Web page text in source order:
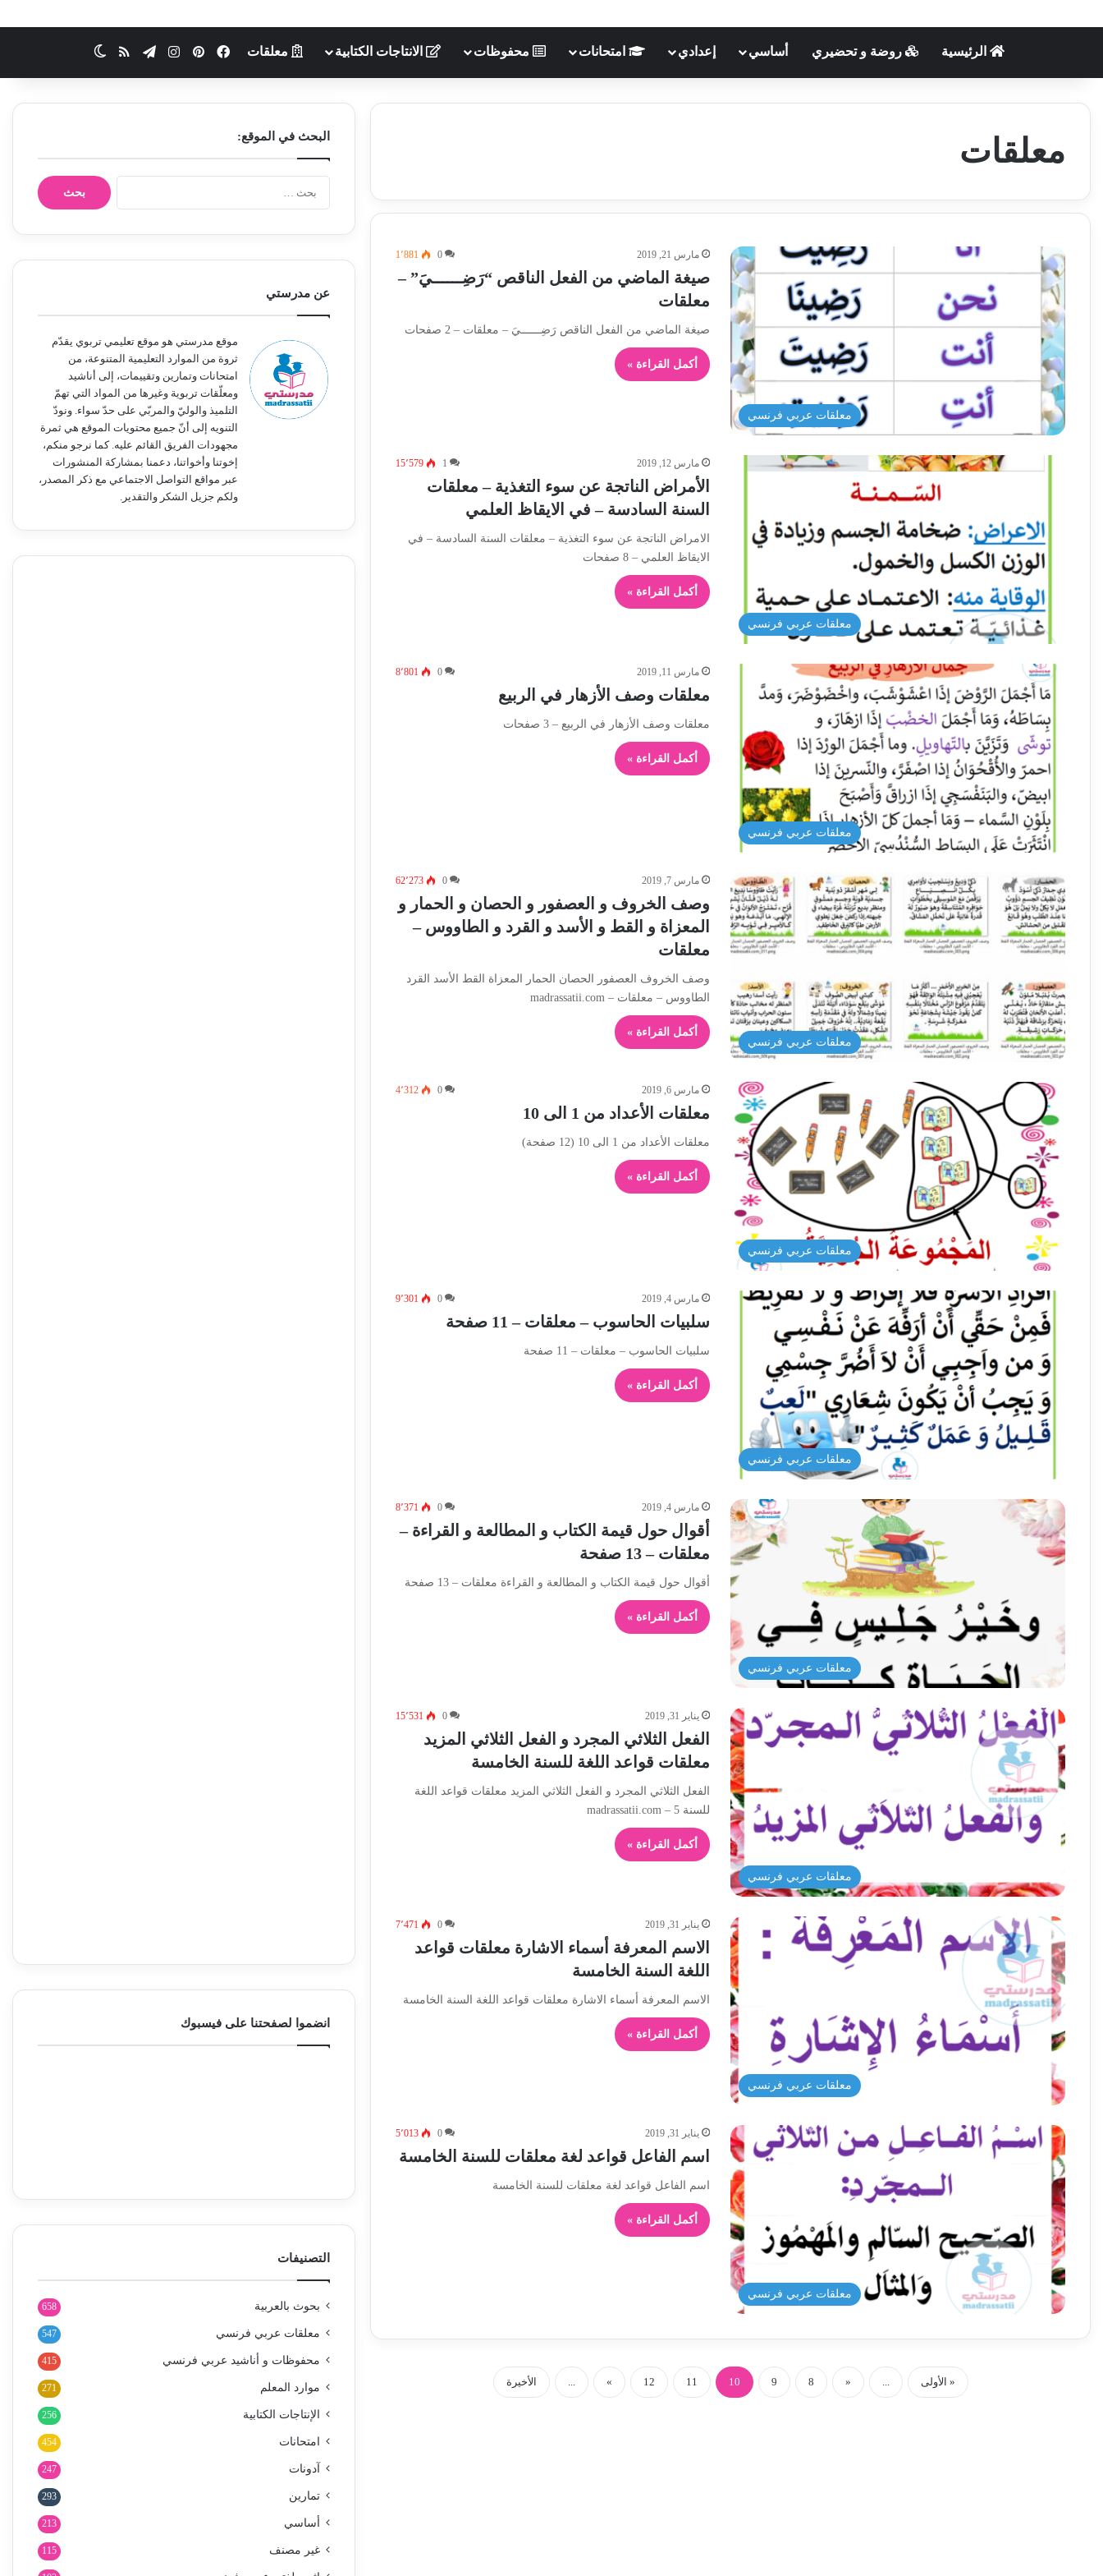
الرئيسية روضة و تحضيري أساسي إعدادي امتحانات محفوظات الانتاجات الكتابية معلقات فيسبوكبينتيريستانستقرامتيلقرامملخص الموقع RSS
معلقات
معلقات عربي فرنسي
مارس 21, 2019 0 1٬881
صيغة الماضي من الفعل الناقص “رَضِــــــيَ” –
معلقات
صيغة الماضي من الفعل الناقص رَضِــــــيَ – معلقات – 2 صفحات
أكمل القراءة »
معلقات عربي فرنسي
مارس 12, 2019 1 15٬579
الأمراض الناتجة عن سوء التغذية – معلقات
السنة السادسة – في الايقاظ العلمي
الامراض الناتجة عن سوء التغذية – معلقات السنة السادسة – في
الايقاظ العلمي – 8 صفحات
أكمل القراءة »
معلقات عربي فرنسي
مارس 11, 2019 0 8٬801
معلقات وصف الأزهار في الربيع
معلقات وصف الأزهار في الربيع – 3 صفحات
أكمل القراءة »
معلقات عربي فرنسي
مارس 7, 2019 0 62٬273
وصف الخروف و العصفور و الحصان و الحمار و
المعزاة و القط و الأسد و القرد و الطاووس –
معلقات
وصف الخروف العصفور الحصان الحمار المعزاة القط الأسد القرد
الطاووس – معلقات – madrassatii.com
أكمل القراءة »
معلقات عربي فرنسي
مارس 6, 2019 0 4٬312
معلقات الأعداد من 1 الى 10
معلقات الأعداد من 1 الى 10 (12 صفحة)
أكمل القراءة »
معلقات عربي فرنسي
مارس 4, 2019 0 9٬301
سلبيات الحاسوب – معلقات – 11 صفحة
سلبيات الحاسوب – معلقات – 11 صفحة
أكمل القراءة »
معلقات عربي فرنسي
مارس 4, 2019 0 8٬371
أقوال حول قيمة الكتاب و المطالعة و القراءة –
معلقات – 13 صفحة
أقوال حول قيمة الكتاب و المطالعة و القراءة معلقات – 13 صفحة
أكمل القراءة »
معلقات عربي فرنسي
يناير 31, 2019 0 15٬531
الفعل الثلاثي المجرد و الفعل الثلاثي المزيد
معلقات قواعد اللغة للسنة الخامسة
الفعل الثلاثي المجرد و الفعل الثلاثي المزيد معلقات قواعد اللغة
للسنة 5 – madrassatii.com
أكمل القراءة »
معلقات عربي فرنسي
يناير 31, 2019 0 7٬471
الاسم المعرفة أسماء الاشارة معلقات قواعد
اللغة السنة الخامسة
الاسم المعرفة أسماء الاشارة معلقات قواعد اللغة السنة الخامسة
أكمل القراءة »
معلقات عربي فرنسي
يناير 31, 2019 0 5٬013
اسم الفاعل قواعد لغة معلقات للسنة الخامسة
اسم الفاعل قواعد لغة معلقات للسنة الخامسة
أكمل القراءة »
« الأولى ...
«
8
9
10
11
12
»
... الأخيرة
البحث في الموقع:
ح
عن مدرستي
موقع مدرستي هو موقع تعليمي تربوي يقدّم
ثروة من الموارد التعليمية المتنوعة، من
امتحانات وتمارين وتقييمات، إلى أناشيد
ومعلّقات تربوية وغيرها من المواد التي تهمّ
التلميذ والوليّ والمربّي على حدّ سواء. ونودّ
التنويه إلى أنّ جميع محتويات الموقع هي ثمرة
مجهودات الفريق القائم عليه. كما نرجو منكم،
إخوتنا وأخواتنا، دعمنا بمشاركة المنشورات
عبر مواقع التواصل الاجتماعي مع ذكر المصدر،
ولكم جزيل الشكر والتقدير.
انضموا لصفحتنا على فيسبوك
التصنيفات
بحوث بالعربية 658
معلقات عربي فرنسي 547
محفوظات و أناشيد عربي فرنسي 415
موارد المعلم 271
الإنتاجات الكتابية 256
امتحانات 454
آدونات 247
تمارين 293
أساسي 213
غير مصنف 115